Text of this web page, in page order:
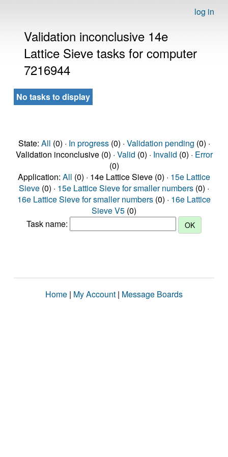
log in
Validation inconclusive 14e
Lattice Sieve tasks for computer
7216944
No tasks to display
State: All (0) · In progress(0) · Validation pending (0) ·
Validation inconclusive (0) · Valid (0) · Invalid (0) · Error
(0)
Application: All (0) · 14e Lattice Sieve (0) · 15e Lattice
Sieve (0) · 15e Lattice Sieve for smaller numbers (0) ·
16e Lattice Sieve for smaller numbers (0) · 16e Lattice
Sieve V5 (0)
Task name:
Home | My Account | Message Boards